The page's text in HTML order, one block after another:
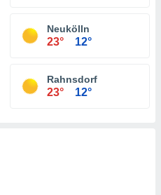
Neukölln
23° 12°
Rahnsdorf
23° 12°